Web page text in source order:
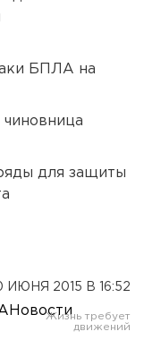
БПЛА на
для защиты
ИЮНЯ 2015 В 16:52